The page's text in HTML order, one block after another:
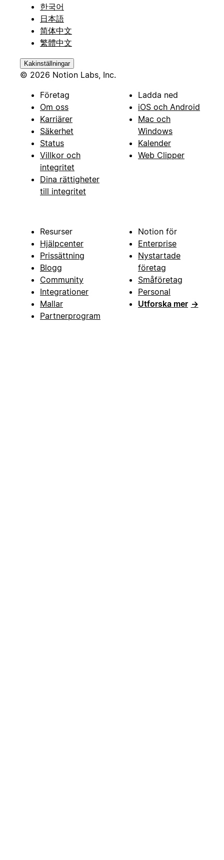
한국어
日本語
简体中文
繁體中文
Kakinställningar
© 2026 Notion Labs, Inc.
Företag
Om oss
Karriärer
Säkerhet
Status
Villkor och
integritet
Dina rättigheter
till integritet
Ladda ned
iOS och Android
Mac och
Windows
Kalender
Web Clipper
Resurser
Hjälpcenter
Prissättning
Blogg
Community
Integrationer
Mallar
Partnerprogram
Notion för
Enterprise
Nystartade
företag
Småföretag
Personal
Utforska mer →